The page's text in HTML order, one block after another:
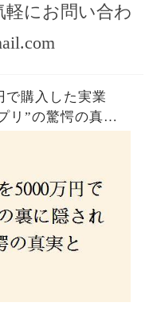
にお問い合わ
で購入した実業
リ”の驚愕の真実